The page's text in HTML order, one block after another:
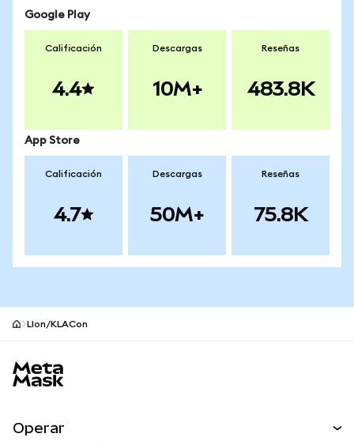
Google Play
Calificación
4.4
Descargas
10M+
Reseñas
483.8K
App Store
Calificación
4.7
Descargas
50M+
Reseñas
75.8K
LIon/KLACon
Operar